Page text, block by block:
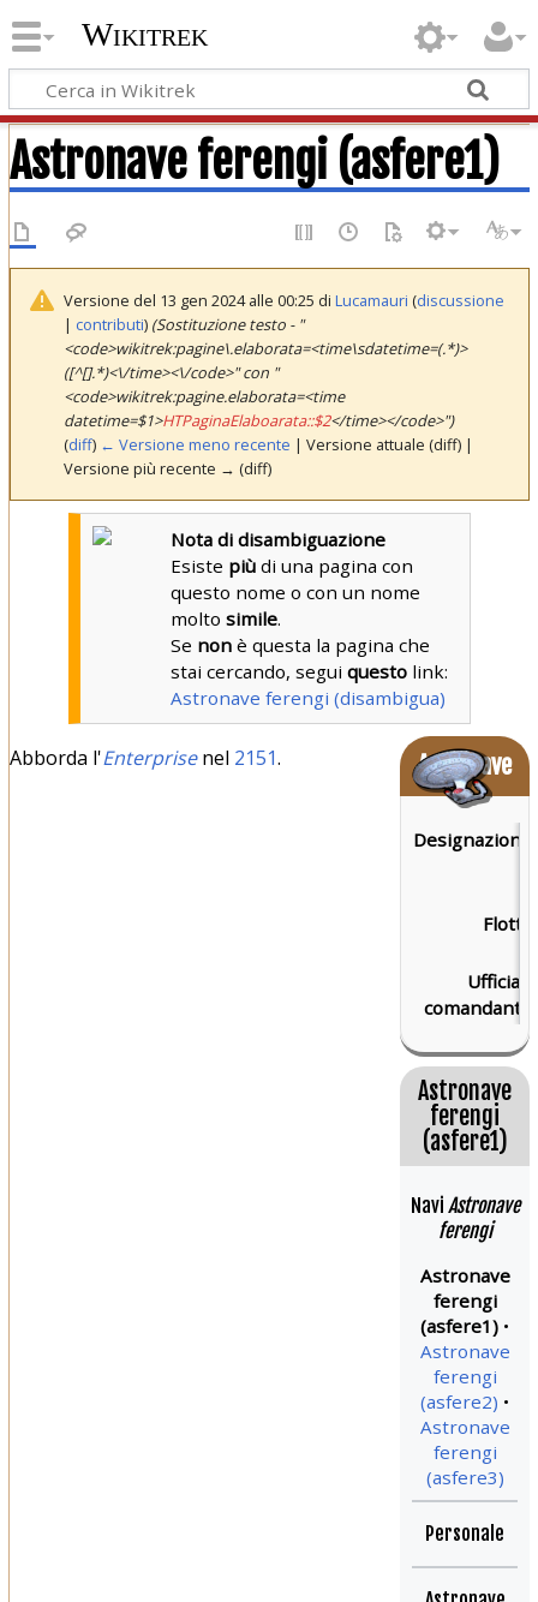
Wikitrek
Astronave ferengi (asfere1)
Versione del 13 gen 2024 alle 00:25 di Lucamauri (discussione
| contributi) (Sostituzione testo - "
<code>wikitrek:pagine\.elaborata=<time\sdatetime=(.*)>
([^[].*)<\/time><\/code>" con "
<code>wikitrek:pagine.elaborata=<time
datetime=$1>HTPaginaElaboarata::$2</time></code>")
(diff) ← Versione meno recente | Versione attuale (diff) |
Versione più recente → (diff)
Nota di disambiguazione
Esiste più di una pagina con
questo nome o con un nome
moltosimile.
Se non è questa la pagina che
stai cercando, seguiquesto link:
Astronave ferengi (disambigua)
Astronave
Designazione:
Flotta:
Ufficiale
comandante:
Astronave
ferengi
(asfere1)
Navi Astronave
ferengi
Astronave
ferengi
(asfere1)
Astronave
ferengi
(asfere2)
Astronave
ferengi
(asfere3)
Personale
Abborda l'Enterprisenel 2151.